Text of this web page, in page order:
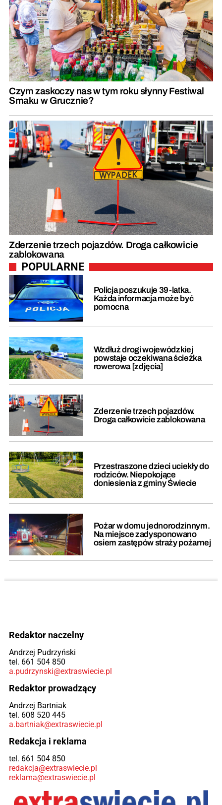
Czym zaskoczy nas w tym roku słynny Festiwal
Smaku w Grucznie?
Zderzenie trzech pojazdów. Droga całkowicie
zablokowana
POPULARNE
Policja poszukuje 39-latka.
Każda informacja może być
pomocna
Wzdłuż drogi wojewódzkiej
powstaje oczekiwana ścieżka
rowerowa [zdjęcia]
Zderzenie trzech pojazdów.
Droga całkowicie zablokowana
Przestraszone dzieci uciekły do
rodziców. Niepokojące
doniesienia z gminy Świecie
Pożar w domu jednorodzinnym.
Na miejsce zadysponowano
osiem zastępów straży pożarnej
Redaktor naczelny
Andrzej Pudrzyński
tel. 661 504 850
a.pudrzynski@extraswiecie.pl
Redaktor prowadzący
Andrzej Bartniak
tel. 608 520 445
a.bartniak@extraswiecie.pl
Redakcja i reklama
tel. 661 504 850
redakcja@extraswiecie.pl
reklama@extraswiecie.pl